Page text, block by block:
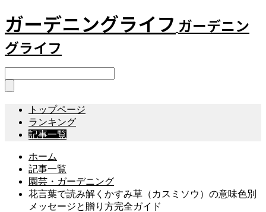
ガーデニングライフ ガーデニン
グライフ
トップページ
ランキング
記事一覧
ホーム
記事一覧
園芸・ガーデニング
花言葉で読み解くかすみ草（カスミソウ）の意味色別
メッセージと贈り方完全ガイド